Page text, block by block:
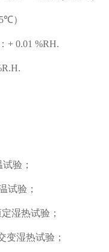
）
+ 0.01 %RH.
验；
试验；
湿热试验；
变湿热试验；